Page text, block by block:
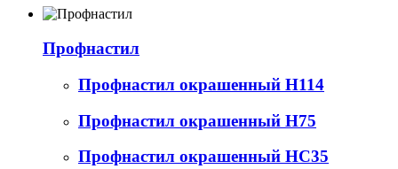
Профнастил
Профнастил окрашенный Н114
Профнастил окрашенный Н75
Профнастил окрашенный НС35